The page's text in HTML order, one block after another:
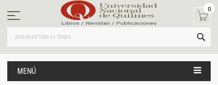
contenido
0
MENÚ